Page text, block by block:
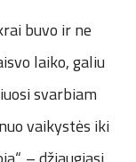
buvo ir ne
laiko, galiu
svarbiam
vaikystės iki